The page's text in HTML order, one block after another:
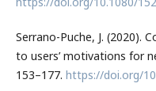
Serrano-Puche, J. (2020).
to users’ motivations for
153–177. https://doi.org/